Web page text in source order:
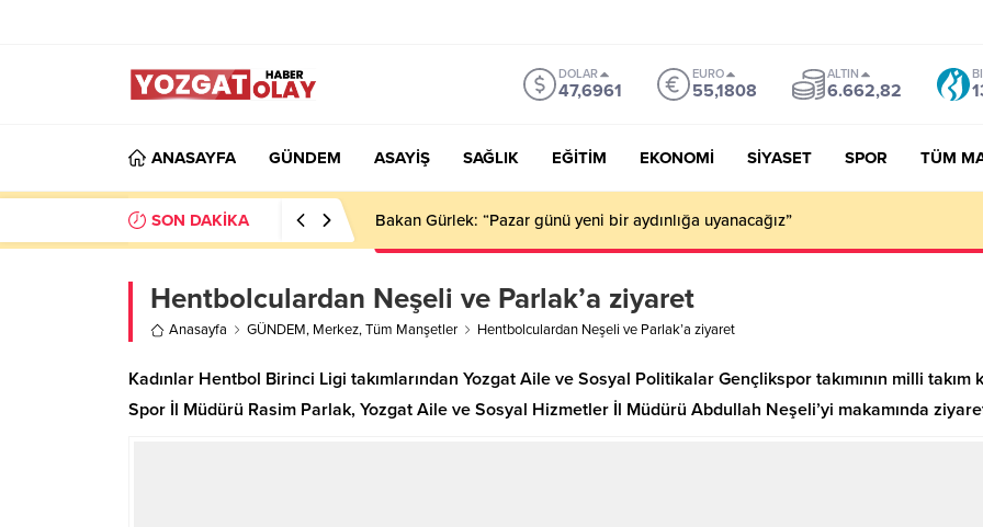
DOLAR
47,6961
EURO
55,1808
ALTIN
6.662,82
ANASAYFA GÜNDEM ASAYİŞ SAĞLIK EĞİTİM EKONOMİ SİYASET SPOR TÜM
SON DAKİKA Bakan Gürlek: “Pazar günü yeni bir aydınlığa uyanacağız”
Hentbolculardan Neşeli ve Parlak’a ziyaret
Anasayfa GÜNDEM, Merkez,Tüm Manşetler Hentbolculardan Neşeli ve Parlak’a ziyaret
Kadınlar Hentbol Birinci Ligi takımlarından Yozgat Aile ve Sosyal Politikalar Gençlikspor takımının milli
Spor İl Müdürü Rasim Parlak, Yozgat Aile ve Sosyal Hizmetler İl Müdürü Abdullah Neşeli’yi makamında